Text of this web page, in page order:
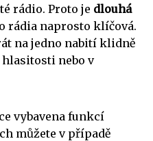
rádio. Proto je dlouhá
rádia naprosto klíčová.
na jedno nabití klidně
nebo v
vybavena funkcí
můžete v případě